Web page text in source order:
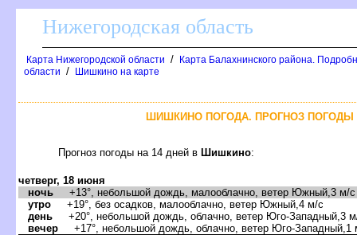
Нижегородская область
Карта Нижегородской области /
Карта Балахнинского района.
области / Шишкино на карте
ШИШКИНО ПОГОДА. ПРОГНОЗ
Прогноз погоды на 14 дней Шишкино:
четверг, 18 июня
ночь +13°, небольшой дождь, малооблачно, ветер Южный,3 м/с
утро +19°, без осадков, малооблачно, ветер Южный,4 м/с
день +20°, небольшой дождь, облачно, ветер Юго-Западный,3
ечер +17°, небольшой дождь, облачно, ветер Юго-Западный,1